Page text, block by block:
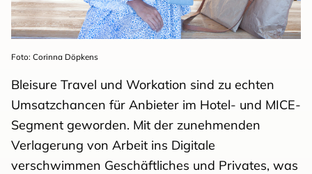
Foto: Corinna Döpkens
Bleisure Travel und Workation sind zu echten
Umsatzchancen für Anbieter im Hotel- und MICE-
Segment geworden. Mit der zunehmenden
Verlagerung von Arbeit ins Digitale
verschwimmen Geschäftliches und Privates, was